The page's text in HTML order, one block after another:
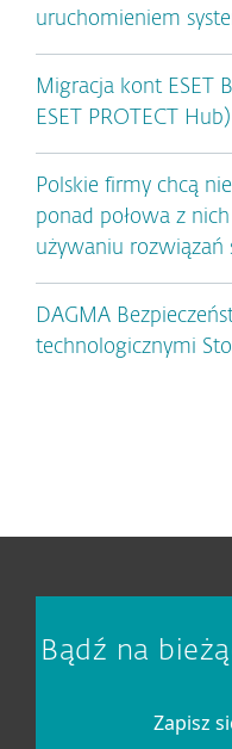
uruchomieniem
Migracja kont ESET
ESET PROTECT Hub)
Polskie firmy chcą
ponad połowa z
używaniu rozwiązań
DAGMA
technologicznymi